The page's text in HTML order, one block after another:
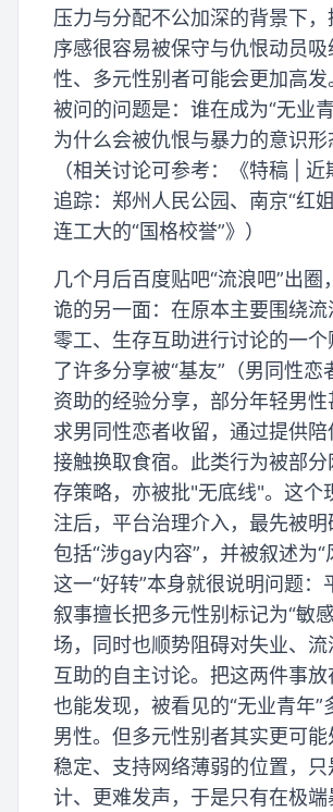
压力与分配不公加深的背景下，
序感很容易被保守与仇恨动员吸
性、多元性别者可能会更加高发
被问的问题是：谁在成为“无业
为什么会被仇恨与暴力的意识形
（相关讨论可参考：《特稿 |
追踪：郑州人民公园、南京“红
连工大的“国格校誉”》）
几个月后百度贴吧“流浪吧”出圈
诡的另一面：在原本主要围绕
零工、生存互助进行讨论的一个
了许多分享被“基友”（男同性恋
资助的经验分享，部分年轻男
求男同性恋者收留，通过提供
接触换取食宿。此类行为被部分
存策略，亦被批"无底线"。这个
注后，平台治理介入，最先被
包括“涉gay内容”，并被叙述为“
这一“好转”本身就很说明问题：
叙事擅长把多元性别标记为“敏
场，同时也顺势阻碍对失业、流
互助的自主讨论。把这两件事放
也能发现，被看见的“无业青年”
男性。但多元性别者其实更可能
稳定、支持网络薄弱的位置，
计、更难发声，于是只有在极